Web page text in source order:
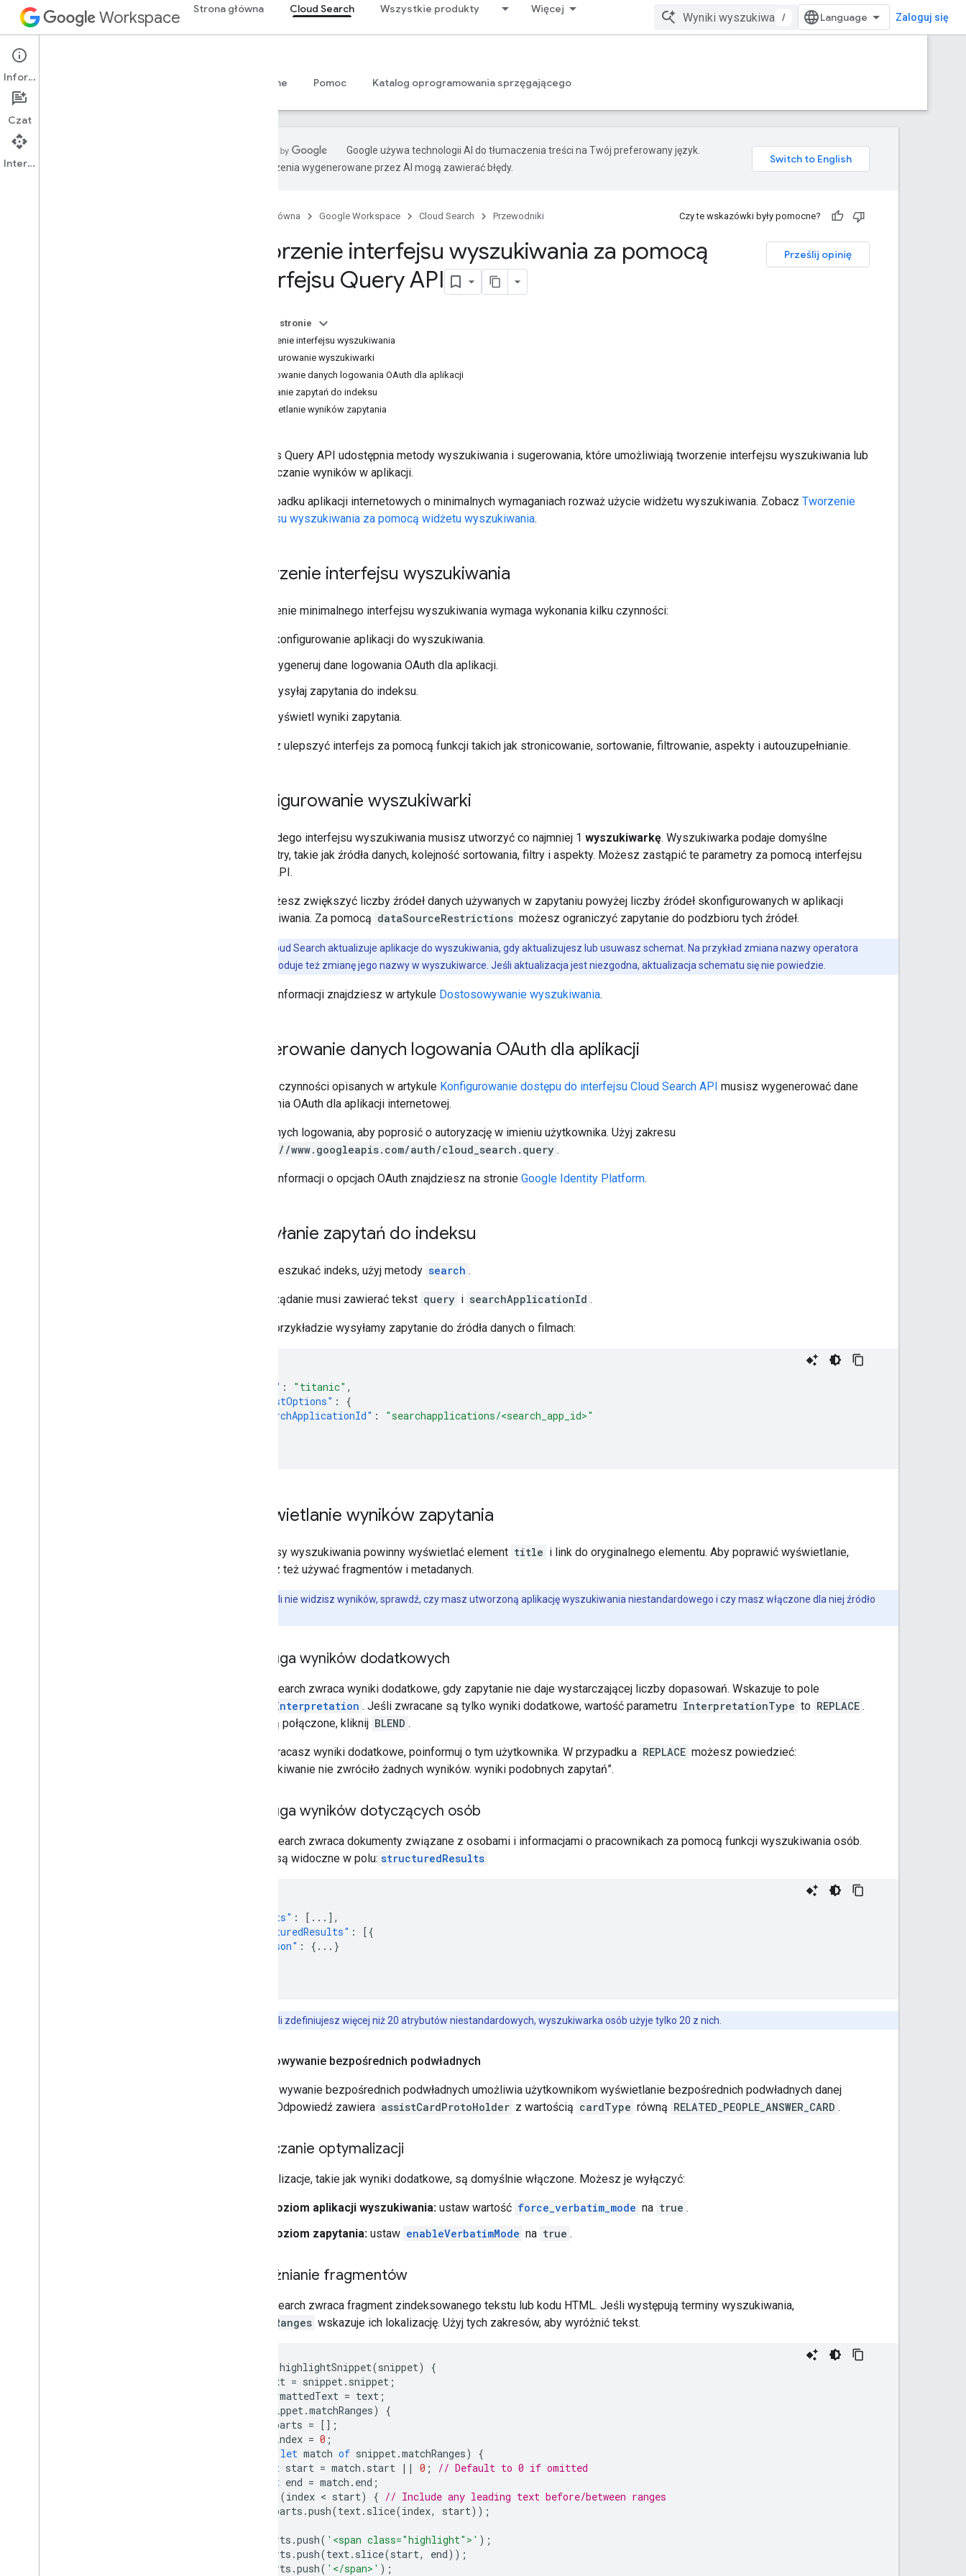
Workspace Strona główna Cloud Search Wszystkie produkty Więcej
/ Zaloguj się
Cloud Search
Przegląd Materiały referencyjne Pomoc Katalog oprogramowania sprzęgającego
Google używa technologii AI do tłumaczenia treści na Twój preferowany język.
Tłumaczenia wygenerowane przez AI mogą zawierać błędy.
Strona główna Google Workspace Cloud Search Przewodniki Czy te wskazówki były pomocne?
Prześlij opinię
Tworzenie interfejsu wyszukiwania za pomocą
interfejsu Query API
Na tej stronie
Tworzenie interfejsu wyszukiwania
Konfigurowanie wyszukiwarki
Generowanie danych logowania OAuth dla aplikacji
Wysyłanie zapytań do indeksu
Wyświetlanie wyników zapytania
Interfejs Query API udostępnia metody wyszukiwania i sugerowania, które umożliwiają tworzenie interfejsu wyszukiwania lub
umieszczanie wyników w aplikacji.
W przypadku aplikacji internetowych o minimalnych wymaganiach rozważ użycie widżetu wyszukiwania. Zobacz Tworzenie
interfejsu wyszukiwania za pomocą widżetu wyszukiwania.
Tworzenie interfejsu wyszukiwania
Utworzenie minimalnego interfejsu wyszukiwania wymaga wykonania kilku czynności:
skonfigurowanie aplikacji do wyszukiwania.
Wygeneruj dane logowania OAuth dla aplikacji.
Wysyłaj zapytania do indeksu.
Wyświetl wyniki zapytania.
Możesz ulepszyć interfejs za pomocą funkcji takich jak stronicowanie, sortowanie, filtrowanie, aspekty i autouzupełnianie.
Konfigurowanie wyszukiwarki
Dla każdego interfejsu wyszukiwania musisz utworzyć co najmniej 1 wyszukiwarkę. Wyszukiwarka podaje domyślne
parametry, takie jak źródła danych, kolejność sortowania, filtry i aspekty. Możesz zastąpić te parametry za pomocą interfejsu
Query API.
Nie możesz zwiększyć liczby źródeł danych używanych w zapytaniu powyżej liczby źródeł skonfigurowanych w aplikacji
wyszukiwania. Za pomocą dataSourceRestrictions możesz ograniczyć zapytanie do podzbioru tych źródeł.
Cloud Search aktualizuje aplikacje do wyszukiwania, gdy aktualizujesz lub usuwasz schemat. Na przykład zmiana nazwy operatora
schematu powoduje też zmianę jego nazwy w wyszukiwarce. Jeśli aktualizacja jest niezgodna, aktualizacja schematu się nie powiedzie.
Więcej informacji znajdziesz w artykule Dostosowywanie wyszukiwania.
Generowanie danych logowania OAuth dla aplikacji
Oprócz czynności opisanych w artykule Konfigurowanie dostępu do interfejsu Cloud Search API musisz wygenerować dane
logowania OAuth dla aplikacji internetowej.
Użyj danych logowania, aby poprosić o autoryzację w imieniu użytkownika. Użyj zakresu
https://www.googleapis.com/auth/cloud_search.query .
Więcej informacji o opcjach OAuth znajdziesz na stronie Google Identity Platform.
Wysyłanie zapytań do indeksu
Aby przeszukać indeks, użyj metody search .
Każde żądanie musi zawierać tekst query i searchApplicationId .
W tym przykładzie wysyłamy zapytanie do źródła danych o filmach:
"query" : "titanic" ,
"requestOptions" :
{
"searchApplicationId" :
"searchapplications/<search_app_id>"
Wyświetlanie wyników zapytania
Interfejsy wyszukiwania powinny wyświetlać element title i link do oryginalnego elementu. Aby poprawić wyświetlanie,
możesz też używać fragmentów i metadanych.
jeśli nie widzisz wyników, sprawdź, czy masz utworzoną aplikację wyszukiwania niestandardowego i czy masz włączone dla niej źródło
Obsługa wyników dodatkowych
Cloud Search zwraca wyniki dodatkowe, gdy zapytanie nie daje wystarczającej liczby dopasowań. Wskazuje to pole
queryInterpretation . Jeśli zwracane są tylko wyniki dodatkowe, wartość parametru InterpretationType to REPLACE .
Jeśli są połączone, kliknij BLEND .
Gdy zwracasz wyniki dodatkowe, poinformuj o tym użytkownika. W przypadku a REPLACE możesz powiedzieć:
„Wyszukiwanie nie zwróciło żadnych wyników. wyniki podobnych zapytań”.
Obsługa wyników dotyczących osób
Cloud Search zwraca dokumenty związane z osobami i informacjami o pracownikach za pomocą funkcji wyszukiwania osób.
Wyniki są widoczne w polu: structuredResults
"results" : [ ... ],
"structuredResults" :
[{
"person" : { ... }
jeśli zdefiniujesz więcej niż 20 atrybutów niestandardowych, wyszukiwarka osób użyje tylko 20 z nich.
Dopasowywanie bezpośrednich podwładnych
Dopasowywanie bezpośrednich podwładnych umożliwia użytkownikom wyświetlanie bezpośrednich podwładnych danej
osoby. Odpowiedź zawiera assistCardProtoHolder z wartością cardType równą RELATED_PEOPLE_ANSWER_CARD .
Wyłączanie optymalizacji
Optymalizacje, takie jak wyniki dodatkowe, są domyślnie włączone. Możesz je wyłączyć:
Poziom aplikacji wyszukiwania: ustaw wartość force_verbatim_mode na true .
Poziom zapytania: ustaw enableVerbatimMode na true .
Wyróżnianie fragmentów
Cloud Search zwraca fragment zindeksowanego tekstu lub kodu HTML. Jeśli występują terminy wyszukiwania,
matchRanges wskazuje ich lokalizację. Użyj tych zakresów, aby wyróżnić tekst.
highlightSnippet(snippet)
{
text = snippet. snippet ;
formattedText = text ;
snippet.matchRanges)
{
parts = [];
index = 0 ;
(let match of snippet.matchRanges)
{
let start = match . start || 0 ;
// Default to 0 if omitted
let end = match . end ;
(index < start) { // Include any leading text before/between ranges
parts .push(text. slice(index, start));
parts .push( '<span class="highlight">' );
parts .push(text. slice(start, end));
parts .push( '</span>' );
Informacje
Czat
Interfejs API